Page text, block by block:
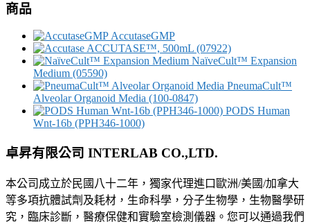
商品
AccutaseGMP
ACCUTASE™, 500mL (07922)
NaïveCult™ Expansion
Medium (05590)
PneumaCult™
Alveolar Organoid Media (100-0847)
PODS Human
Wnt-16b (PPH346-1000)
卓昇有限公司 INTERLAB CO.,LTD.
本公司成立於民國八十二年，獨家代理進口歐洲/美國/加拿大
等多項抗體試劑及耗材，生命科學，分子生物學，生物醫學研
究，臨床診斷，醫療保健和實驗室檢測儀器。您可以通過我們